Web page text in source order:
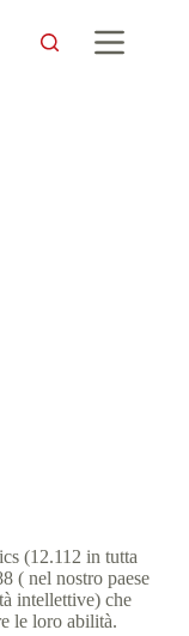
(12.112 in tutta
( nel nostro paese
intellettive) che
le loro abilità.